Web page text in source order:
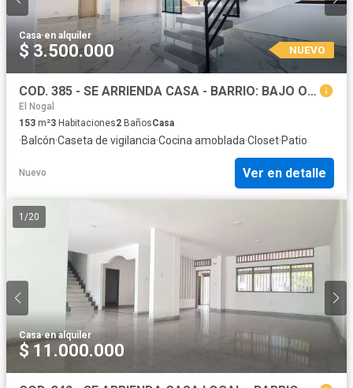
Casa·en alquiler
$ 3.500.000 NUEVO
COD. 385 - SE ARRIENDA CASA - BARRIO: BAJO OSTION
El Nogal
153 m²3 Habitaciones2 BañosCasa
·Balcón·Caseta de vigilancia·Cocina amoblada·Closet·Patio
Nuevo Ver en detalle
1 /20
Casa·en alquiler
$ 11.000.000